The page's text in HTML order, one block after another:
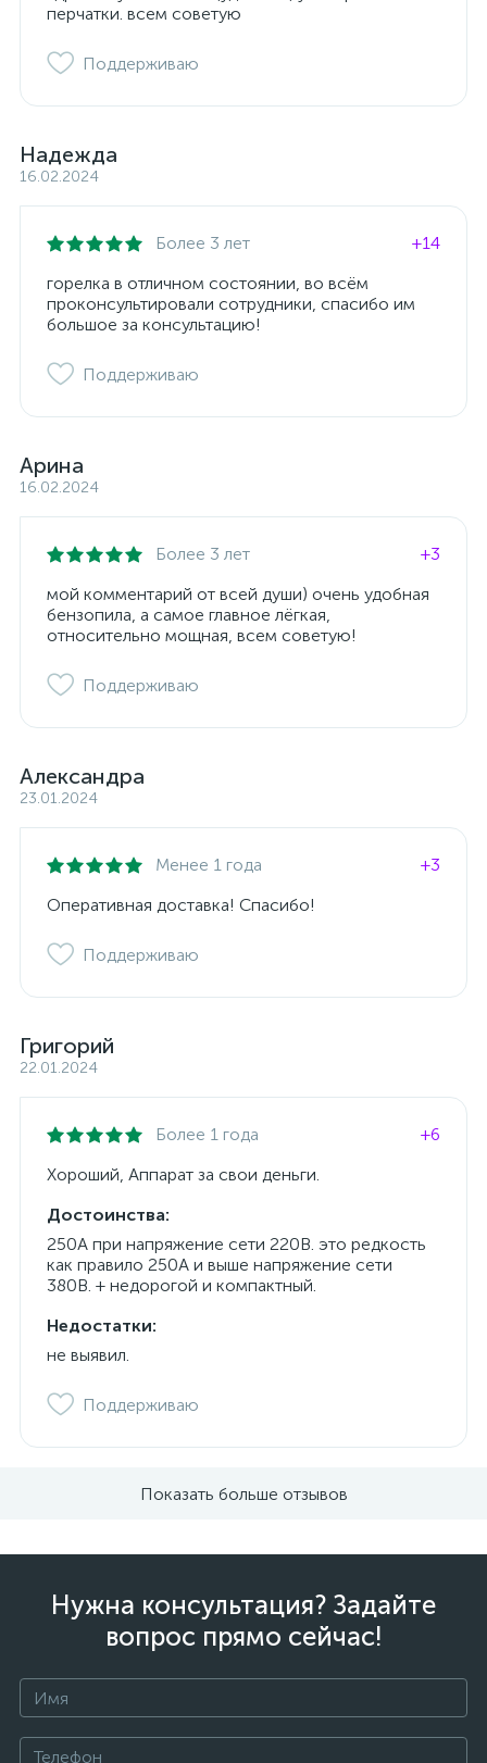
перчатки. всем советую
Поддерживаю
Надежда
16.02.2024
Более 3 лет
+14
горелка в отличном состоянии, во всём
проконсультировали сотрудники, спасибо им
большое за консультацию!
Поддерживаю
Арина
16.02.2024
Более 3 лет
+3
мой комментарий от всей души) очень удобная
бензопила, а самое главное лёгкая,
относительно мощная, всем советую!
Поддерживаю
Александра
23.01.2024
Менее 1 года
+3
Оперативная доставка! Спасибо!
Поддерживаю
Григорий
22.01.2024
Более 1 года
+6
Хороший, Аппарат за свои деньги.
Достоинства:
250А при напряжение сети 220В. это редкость
как правило 250А и выше напряжение сети
380В. + недорогой и компактный.
Недостатки:
не выявил.
Поддерживаю
Показать больше отзывов
Нужна консультация? Задайте
вопрос прямо сейчас!